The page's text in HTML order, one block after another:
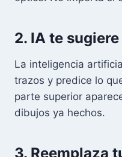
2. IA te
La inteligencia
trazos y predice lo
parte superior
dibujos ya hechos.
3. Reemplaza